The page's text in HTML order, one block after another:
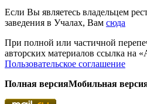
Если Вы являетесь владельцем
заведения в Учалах, Вам сюда
При полной или частичной
авторских материалов ссылка на
Пользовательское соглашение
Полная версияМобильная